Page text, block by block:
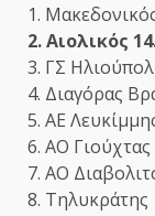
1.
2. Αιολικός
3. ΓΣ
4. Διαγόρας
5. ΑΕ
6. ΑΟ Γιούχτας
7. ΑΟ
8. Τηλυκράτης